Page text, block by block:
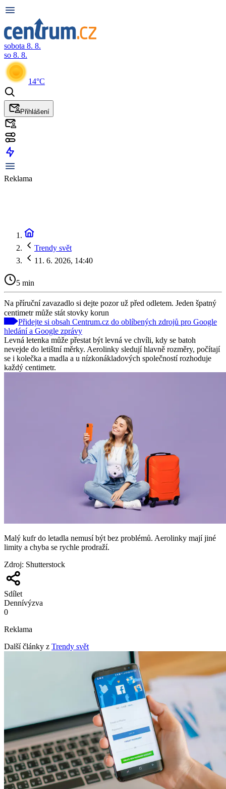
sobota 8. 8.
so 8. 8.
14°C
Přihlášení
Reklama
Trendy svět
11. 6. 2026, 14:40
5 min
Na příruční zavazadlo si dejte pozor už před odletem. Jeden špatný
centimetr může stát stovky korun
Přidejte si obsah Centrum.cz do oblíbených zdrojů pro Google
hledání a Google zprávy
Levná letenka může přestat být levná ve chvíli, kdy se batoh
nevejde do letištní měrky. Aerolinky sledují hlavně rozměry, počítají
se i kolečka a madla a u nízkonákladových společností rozhoduje
každý centimetr.
Malý kufr do letadla nemusí být bez problémů. Aerolinky mají jiné
limity a chyba se rychle prodraží.
Zdroj: Shutterstock
Sdílet
Dennívýzva
0
Reklama
Další články z Trendy svět